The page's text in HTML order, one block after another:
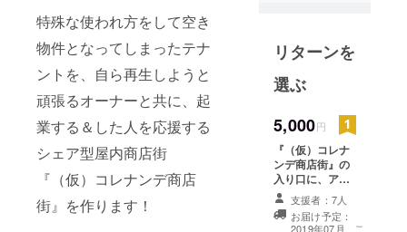
特殊な使われ方をして空き
物件となってしまったテナ
ントを、自ら再生しようと
頑張るオーナーと共に、起
業する＆した人を応援する
シェア型屋内商店街
『（仮）コレナンデ商店
街』を作ります！
家
さい空間デ
の４名で形
成された
「空き物件
に命をふき
こみ、マチ
リターンを
選ぶ
5,000円
『（仮）コレナ
ンデ商店街』の
入り口に、アイ
コンとなるメイ
ンカウンターを
設置する予定で
支援者：7人
お届け予定：
2019年07月